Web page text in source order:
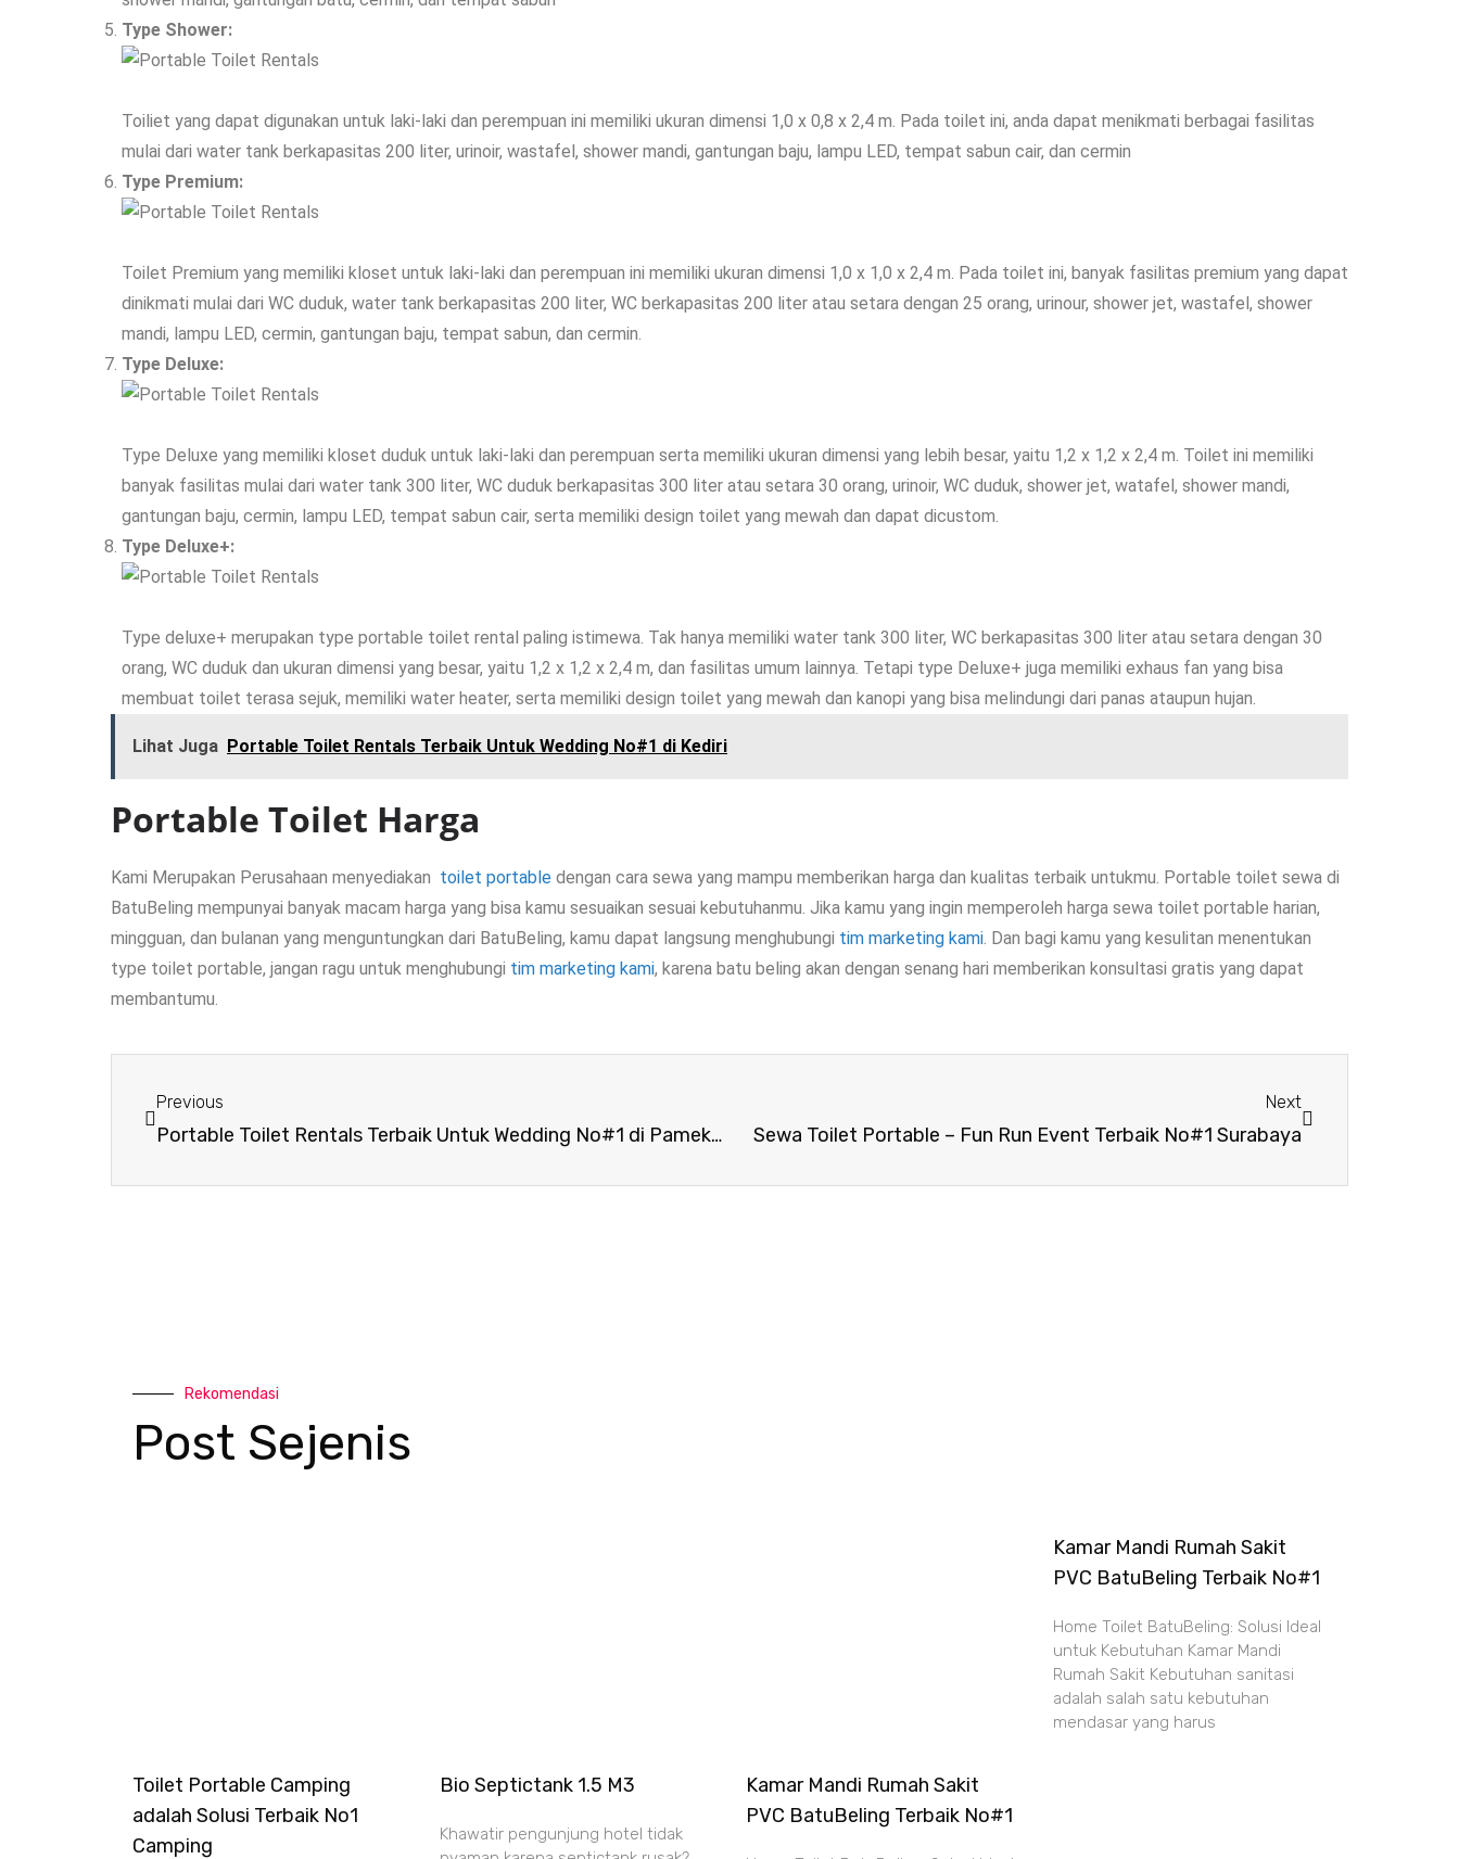
Type Shower:
Toiliet yang dapat digunakan untuk laki-laki dan perempuan ini memiliki ukuran dimensi 1,0 x 0,8 x 2,4 m. Pada toilet ini, anda dapat menikmati berbagai fasilitas
mulai dari water tank berkapasitas 200 liter, urinoir, wastafel, shower mandi, gantungan baju, lampu LED, tempat sabun cair, dan cermin
Type Premium:
Toilet Premium yang memiliki kloset untuk laki-laki dan perempuan ini memiliki ukuran dimensi 1,0 x 1,0 x 2,4 m. Pada toilet ini, banyak fasilitas premium yang dapat
dinikmati mulai dari WC duduk, water tank berkapasitas 200 liter, WC berkapasitas 200 liter atau setara dengan 25 orang, urinour, shower jet, wastafel, shower
mandi, lampu LED, cermin, gantungan baju, tempat sabun, dan cermin.
Type Deluxe:
Type Deluxe yang memiliki kloset duduk untuk laki-laki dan perempuan serta memiliki ukuran dimensi yang lebih besar, yaitu 1,2 x 1,2 x 2,4 m. Toilet ini memiliki
banyak fasilitas mulai dari water tank 300 liter, WC duduk berkapasitas 300 liter atau setara 30 orang, urinoir, WC duduk, shower jet, watafel, shower mandi,
gantungan baju, cermin, lampu LED, tempat sabun cair, serta memiliki design toilet yang mewah dan dapat dicustom.
Type Deluxe+:
Type deluxe+ merupakan type portable toilet rental paling istimewa. Tak hanya memiliki water tank 300 liter, WC berkapasitas 300 liter atau setara dengan 30
orang, WC duduk dan ukuran dimensi yang besar, yaitu 1,2 x 1,2 x 2,4 m, dan fasilitas umum lainnya. Tetapi type Deluxe+ juga memiliki exhaus fan yang bisa
membuat toilet terasa sejuk, memiliki water heater, serta memiliki design toilet yang mewah dan kanopi yang bisa melindungi dari panas ataupun hujan.
Lihat Juga Portable Toilet Rentals Terbaik Untuk Wedding No#1 di Kediri
Portable Toilet Harga
Kami Merupakan Perusahaan menyediakan toilet portable dengan cara sewa yang mampu memberikan harga dan kualitas terbaik untukmu. Portable toilet sewa di
BatuBeling mempunyai banyak macam harga yang bisa kamu sesuaikan sesuai kebutuhanmu. Jika kamu yang ingin memperoleh harga sewa toilet portable harian,
mingguan, dan bulanan yang menguntungkan dari BatuBeling, kamu dapat langsung menghubungi tim marketing kami . Dan bagi kamu yang kesulitan menentukan
type toilet portable, jangan ragu untuk menghubungi tim marketing kami, karena batu beling akan dengan senang hari memberikan konsultasi gratis yang dapat
membantumu.
Previous
Portable Toilet Rentals Terbaik Untuk Wedding No#1 di Pamekasan
Next
Sewa Toilet Portable – Fun Run Event Terbaik No#1 Surabaya
Rekomendasi
Post Sejenis
Toilet Portable Camping
adalah Solusi Terbaik No1
Camping
Bio Septictank 1.5 M3
Khawatir pengunjung hotel tidak
Kamar Mandi Rumah Sakit
PVC BatuBeling Terbaik No#1
Kamar Mandi Rumah Sakit
PVC BatuBeling Terbaik No#1
Home Toilet BatuBeling: Solusi Ideal
untuk Kebutuhan Kamar Mandi
Rumah Sakit Kebutuhan sanitasi
adalah salah satu kebutuhan
mendasar yang harus